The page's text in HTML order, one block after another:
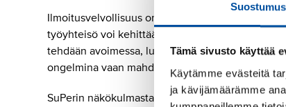
Suostumus
Tämä sivusto käyttää
Käytämme evästeitä
ja kävijämäärämme
Ilmoitusvelvollisuus on lopulta osa tätä
työyhteisö voi kehittää toimintaansa ja turvata
tehdään avoimessa, luottamukseen
ongelmina vaan mahdollisuuksina parantaa
SuPerin näkökulmasta keskeistä on tukea